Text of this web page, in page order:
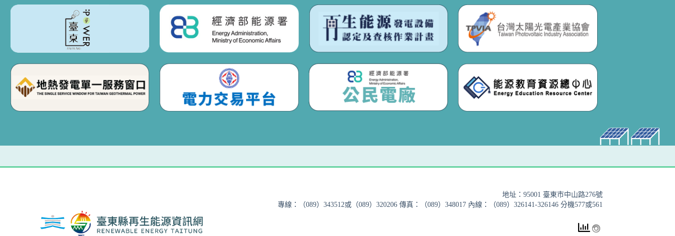
地址：95001 臺東市中山路276號
專線：（089）343512或（089）320206 傳真：（089）348017 內線：（089）326141-326146 分機577或561